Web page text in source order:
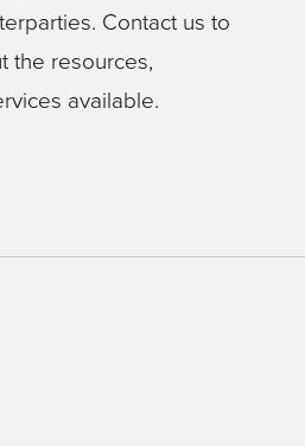
Contact us to
the resources,
available.